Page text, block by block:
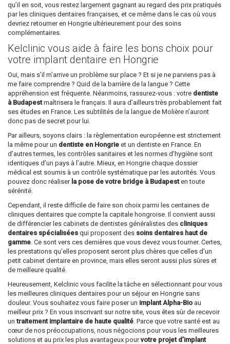
qu’il en soit, vous restez largement gagnant au regard des prix pratiqués
par les cliniques dentaires françaises, et ce même dans le cas où vous
devriez retourner en Hongrie ultérieurement pour des soins
complémentaires.
Kelclinic vous aide à faire les bons choix pour
votre implant dentaire en Hongrie
Oui, mais s’il m’arrive un problème sur place ? Et si je ne parviens pas à
me faire comprendre ? Quid de la barrière de la langue ? Cette
appréhension est fréquente. Néanmoins, rassurez-vous : votre dentiste
à Budapestmaîtrisera le français. Il aura d’ailleurs très probablement fait
ses études en France. Les subtilités de la langue de Molière n’auront
donc pas de secret pour lui.
Par ailleurs, soyons clairs : la règlementation européenne est strictement
la même pour un dentiste en Hongrie et un dentiste en France. En
d’autres termes, les contrôles sanitaires et les normes d’hygiène sont
identiques d’un pays à l’autre. Mieux, en Hongrie chaque dossier
médical est soumis à un contrôle systématique par les autorités. Vous
pouvez donc réaliser la pose de votre bridge à Budapesten toute
sérénité.
Cependant, il reste difficile de faire son choix parmi les centaines de
cliniques dentaires que compte la capitale hongroise. Il convient aussi
de différencier les cabinets de dentistes généralistes des cliniques
dentaires spécialisées qui proposent des soins dentaires haut de
gamme . Ce sont vers ces dernières que vous devez vous tourner. Certes,
les prestations qu’elles proposent seront plus chères que celles d’un
petit cabinet dentaire en province, mais elles seront aussi plus sûres et
de meilleure qualité.
Heureusement, Kelclinic vous facilite la tâche en sélectionnant pour vous
les meilleures cliniques dentaires pour un séjour en Hongrie sans
douleur. Vous souhaitez vous faire poser un implant Alpha-Bio au
meilleur prix ? En vous inscrivant sur notre site, vous êtes sûr de recevoir
untraitement implantaire de haute qualité . Parce que votre santé est au
cœur de nos préoccupations, nous négocions pour vous les meilleures
solutions et au prix les plus avantageux pourvotre projet d’implant